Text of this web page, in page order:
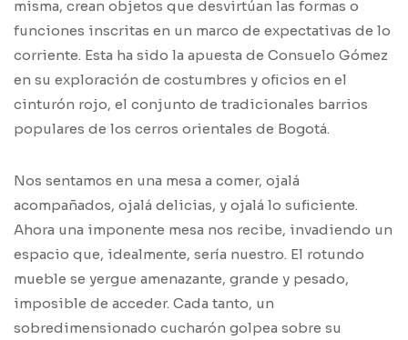
misma, crean objetos que desvirtúan las formas o
funciones inscritas en un marco de expectativas de lo
corriente. Esta ha sido la apuesta de Consuelo Gómez
en su exploración de costumbres y oficios en el
cinturón rojo, el conjunto de tradicionales barrios
populares de los cerros orientales de Bogotá.
Nos sentamos en una mesa a comer, ojalá
acompañados, ojalá delicias, y ojalá lo suficiente.
Ahora una imponente mesa nos recibe, invadiendo un
espacio que, idealmente, sería nuestro. El rotundo
mueble se yergue amenazante, grande y pesado,
imposible de acceder. Cada tanto, un
sobredimensionado cucharón golpea sobre su